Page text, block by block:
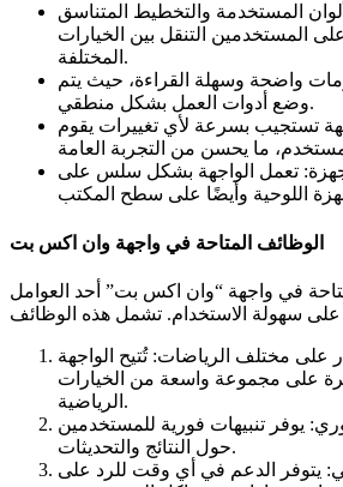
المستخدمة والتخطيط المتناسق
المستخدمين التنقل بين الخيارات
المختلفة.
واضحة وسهلة القراءة، حيث يتم
وضع أدوات العمل بشكل منطقي.
تستجيب بسرعة لأي تغييرات يقوم
تعمل الواجهة بشكل سلس على
الوظائف المتاحة في واجهة وان اكس بت
في واجهة “وان اكس بت” أحد العوامل
على مختلف الرياضات: تُتيح الواجهة
على مجموعة واسعة من الخيارات
الرياضية.
يوفر تنبيهات فورية للمستخدمين
حول النتائج والتحديثات.
يتوفر الدعم في أي وقت للرد على